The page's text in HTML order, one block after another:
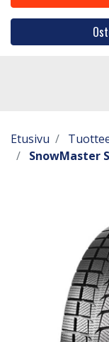
Etusivu
SnowMaster